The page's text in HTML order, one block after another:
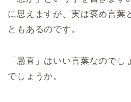
に思えますが、実は褒め言葉
ともあるのです。
「愚直」はいい言葉なので
でしょうか。